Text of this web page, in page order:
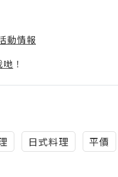
動情報
哋 ！
日式料理 平價